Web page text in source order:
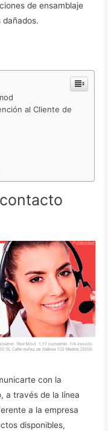
de ensamblaje
dañados.
al Cliente de
con la
a través de la línea
a la empresa
disponibles,